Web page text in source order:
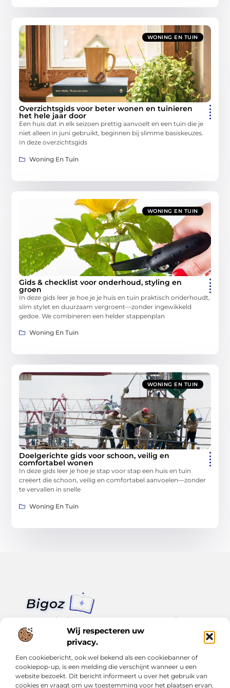
Wij respecteren uw
privacy.
Een cookiebericht, ook wel bekend als een cookiebanner of
cookiepop-up, is een melding die verschijnt wanneer u een
website bezoekt. Dit bericht informeert u over het gebruik van
cookies en vraagt om uw toestemming voor het plaatsen ervan.
WONING EN TUIN
Overzichtsgids voor beter wonen en tuinieren
het hele jaar door
Een huis dat in elk seizoen prettig aanvoelt en een tuin die je
niet alleen in juni gebruikt, beginnen bij slimme basiskeuzes.
In deze overzichtsgids
Woning En Tuin
WONING EN TUIN
Gids & checklist voor onderhoud, styling en
groen
In deze gids leer je hoe je je huis en tuin praktisch onderhoudt,
slim stylet en duurzaam vergroent—zonder ingewikkeld
gedoe. We combineren een helder stappenplan
Woning En Tuin
WONING EN TUIN
Doelgerichte gids voor schoon, veilig en
comfortabel wonen
In deze gids leer je hoe je stap voor stap een huis en tuin
creëert die schoon, veilig en comfortabel aanvoelen—zonder
te vervallen in snelle
Woning En Tuin
Van klein nieuws tot grote trends – alles op Bigoz.nl.
Lees inspirerende blogs en artikelen over het dagelijks leven,
actualiteit en meer.
Bericht categorie